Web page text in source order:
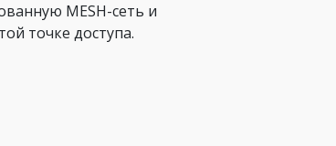
MESH-сеть и
точке доступа.